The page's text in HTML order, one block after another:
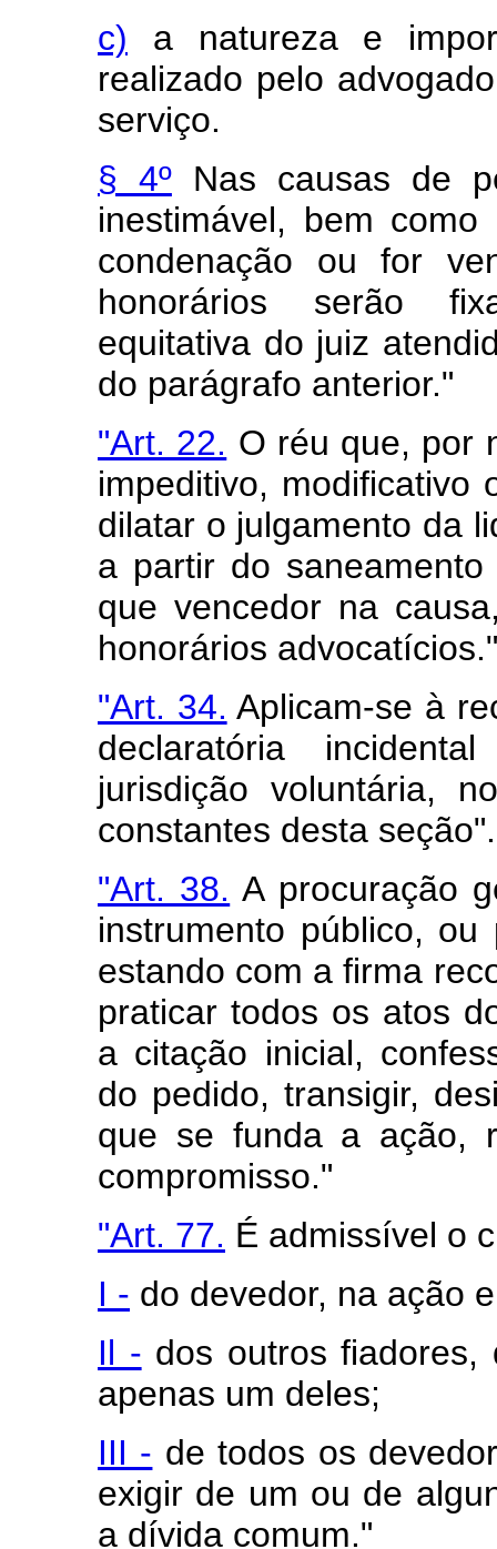
c) a natureza e
realizado pelo
serviço.
§ 4ºNas causas de
inestimável, bem
condenação ou for
honorários serão
equitativa do juiz
do parágrafo anterior."
"Art. 22. O réu que, por
impeditivo, modificativo
dilatar o julgamento da
a partir do
que vencedor na
honorários advocatícios."
"Art. 34. Aplicam-se à
declaratória
jurisdição voluntária,
constantes desta seção".
"Art. 38. A procuração
instrumento público,
estando com a firma
praticar todos os atos
a citação inicial,
do pedido, transigir,
que se funda a ação,
compromisso."
"Art. 77. É admissível o
I - do devedor, na ação
Il - dos outros
apenas um deles;
III - de todos os
exigir de um ou de
a dívida comum."